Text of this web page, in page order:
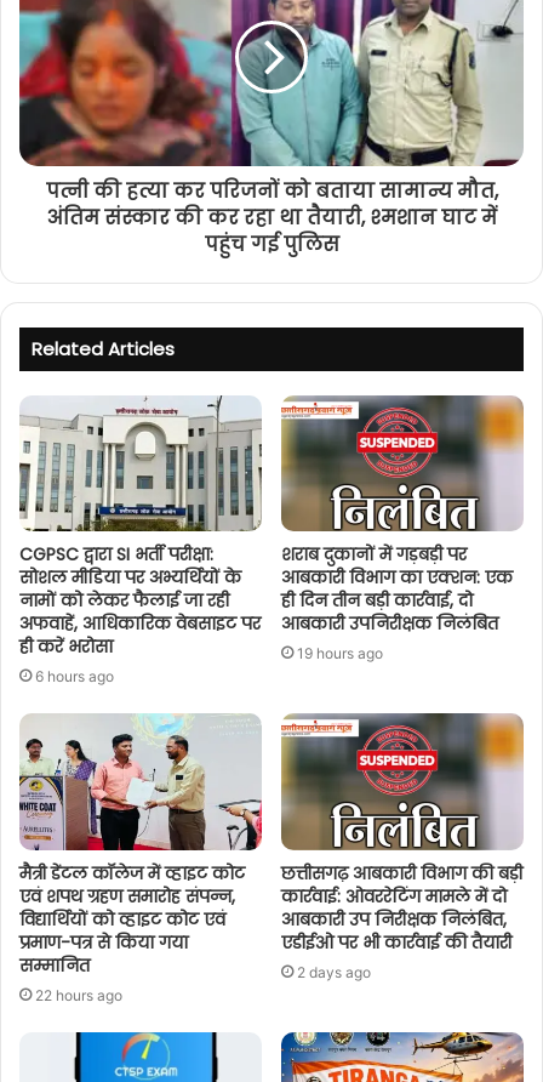
पत्नी की हत्या कर परिजनों को बताया सामान्य मौत,
अंतिम संस्कार की कर रहा था तैयारी, श्मशान घाट में
पहुंच गई पुलिस
Related Articles
CGPSC द्वारा SI भर्ती परीक्षा:
सोशल मीडिया पर अभ्यर्थियों के
नामों को लेकर फैलाई जा रही
अफवाहें, आधिकारिक वेबसाइट पर
ही करें भरोसा
6 hours ago
शराब दुकानों में गड़बड़ी पर
आबकारी विभाग का एक्शन: एक
ही दिन तीन बड़ी कार्रवाई, दो
आबकारी उपनिरीक्षक निलंबित
19 hours ago
मैत्री डेंटल कॉलेज में व्हाइट कोट
एवं शपथ ग्रहण समारोह संपन्न,
विद्यार्थियों को व्हाइट कोट एवं
प्रमाण-पत्र से किया गया
सम्मानित
22 hours ago
छत्तीसगढ़ आबकारी विभाग की बड़ी
कार्रवाई: ओवररेटिंग मामले में दो
आबकारी उप निरीक्षक निलंबित,
एडीईओ पर भी कार्रवाई की तैयारी
2 days ago